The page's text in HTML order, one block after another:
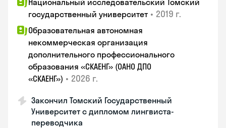
Национальный исследовательский Томский
государственный университет • 2019 г.
Образовательная автономная
некоммерческая организация
дополнительного профессионального
образования «СКАЕНГ» (ОАНО ДПО
«СКАЕНГ») • 2026 г.
Закончил Томский Государственный
Университет с дипломом лингвиста-
переводчика